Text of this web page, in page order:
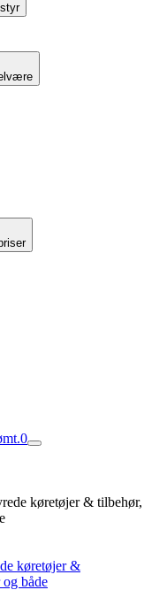
0
køretøjer & tilbehør,
køretøjer &
både